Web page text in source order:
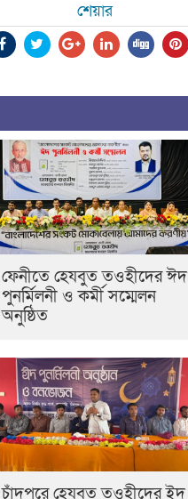
শেয়ার
ফেনীতে হেযবুত তওহীদের ঈদ
পুনর্মিলনী ও কর্মী সম্মেলন
অনুষ্ঠিত
চাঁদপুরে হেযবুত তওহীদের ইদ